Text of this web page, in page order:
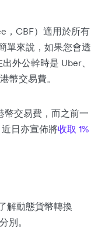
，CBF）適用於所有
單來說，如果您會透
外公幹時是 Uber、
幣交易費。
幣交易費，而之前一
日亦宣佈將收取 1%
解動態貨幣轉換
別。